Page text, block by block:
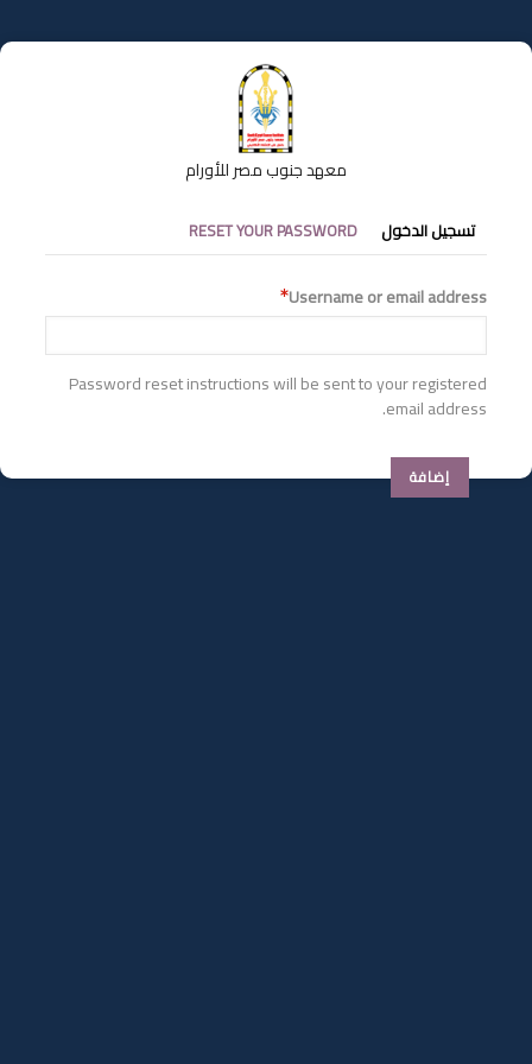
إلى
المحتوى
معهد جنوب مصر للأورام
التبويبات
الأساسية
تسجيل الدخول RESET YOUR PASSWORD
Username or email address
Password reset instructions will be sent to your registered
email address.